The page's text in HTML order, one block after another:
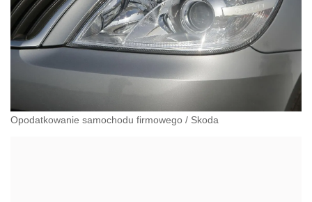
Opodatkowanie samochodu firmowego / Skoda